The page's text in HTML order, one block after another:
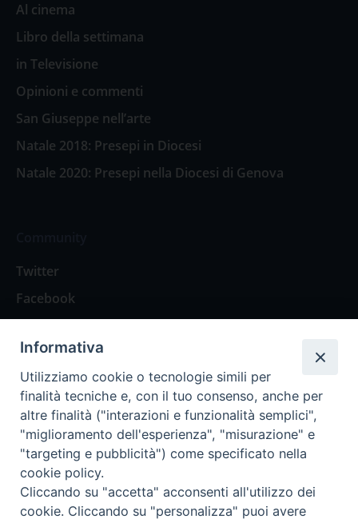
Al cinema
Libro della settimana
in Televisione
Opinioni e commenti
San Giuseppe nell’arte
Natale 2018: Presepi in Diocesi
Natale 2020: Presepi nella Diocesi di Genova
Twitter
Facebook
Spazio Lettori
Eventi
Eventi diocesani
Informativa
Utilizziamo cookie o tecnologie simili per
finalità tecniche e, con il tuo consenso, anche per
altre finalità ("interazioni e funzionalità semplici",
"miglioramento dell'esperienza", "misurazione" e
"targeting e pubblicità") come specificato nella
cookie policy.
Cliccando su "accetta" acconsenti all'utilizzo dei
cookie. Cliccando su "personalizza" puoi avere